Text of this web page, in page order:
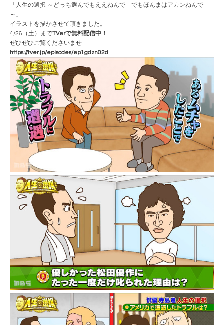
「人生の選択 ～どっち選んでもええねんで でもほんまはアカンねんで
～」
イラストを描かさせて頂きました。
4/26（土）までTVerで無料配信中！
ぜひぜひご覧くださいませ
https://tver.jp/episodes/ep1gdzn02d